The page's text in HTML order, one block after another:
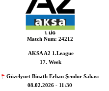
Match Num: 24212
AKSA A2 1.League
17. Week
Güzelyurt Binatlı Erhan Şendur Sahası
08.02.2026 - 11:30